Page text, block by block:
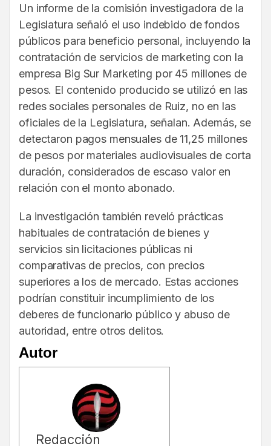
Un informe de la comisión investigadora de la
Legislatura señaló el uso indebido de fondos
públicos para beneficio personal, incluyendo la
contratación de servicios de marketing con la
empresa Big Sur Marketing por 45 millones de
pesos. El contenido producido se utilizó en las
redes sociales personales de Ruiz, no en las
oficiales de la Legislatura, señalan. Además, se
detectaron pagos mensuales de 11,25 millones
de pesos por materiales audiovisuales de corta
duración, considerados de escaso valor en
relación con el monto abonado.
La investigación también reveló prácticas
habituales de contratación de bienes y
servicios sin licitaciones públicas ni
comparativas de precios, con precios
superiores a los de mercado. Estas acciones
podrían constituir incumplimiento de los
deberes de funcionario público y abuso de
autoridad, entre otros delitos.
Autor
Redacción